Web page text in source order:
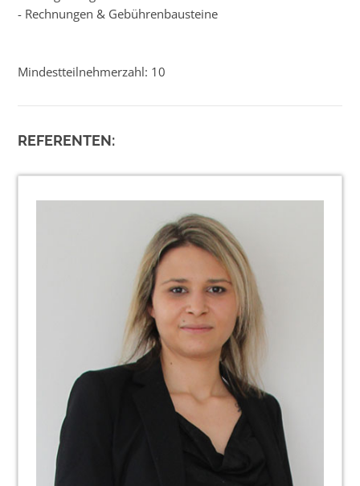
- Rechnungen & Gebührenbausteine
Mindestteilnehmerzahl: 10
REFERENTEN: